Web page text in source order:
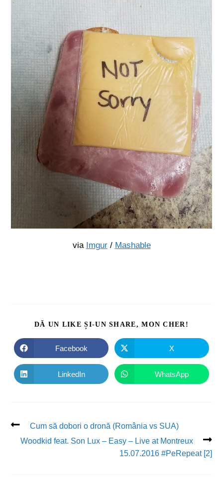
via Imgur/ Mashable
DĂ UN LIKE ȘI-UN SHARE, MON CHER!
Facebook X
LinkedIn WhatsApp
Cum să dobori o dronă (România vs SUA)
Woodkid feat. Son Lux – Easy – Live at Montreux
15.07.2016 #PeRepeat [2]